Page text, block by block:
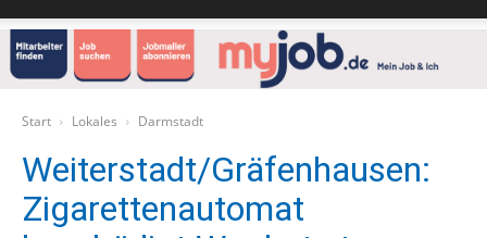
Verlag
Start Lokales Darmstadt
Weiterstadt/Gräfenhausen:
Zigarettenautomat